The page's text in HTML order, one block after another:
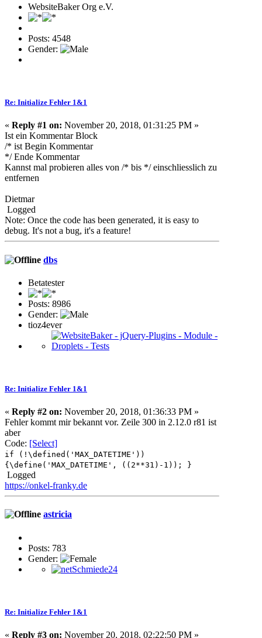
WebsiteBaker Org e.V.
Posts: 4548
Gender:
Re: Initialize Fehler 1&1
« Reply #1 on: November 20, 2018, 01:31:25 PM »
Ist ein Kommentar Block
/* ist Begin Kommentar
*/ Ende Kommentar
Kannst mal probieren alles von /* bis */ einschliesslich zu
entfernen
Dietmar
Logged
Note: Once the code has been generated, it is easy to
debug. It's not a bug, it's a feature!
dbs
Betatester
Posts: 8986
Gender:
tioz4ever
Re: Initialize Fehler 1&1
« Reply #2 on: November 20, 2018, 01:36:33 PM »
Fehler kommt mir bekannt vor. Zeile 300 in 2.12.0 r81 ist
aber
Code: [Select]
if (!\defined('MAX_DATETIME'))
{\define('MAX_DATETIME', ((2**31)-1)); }
Logged
https://onkel-franky.de
astricia
Posts: 783
Gender:
Re: Initialize Fehler 1&1
« Reply #3 on: November 20, 2018, 02:22:50 PM »